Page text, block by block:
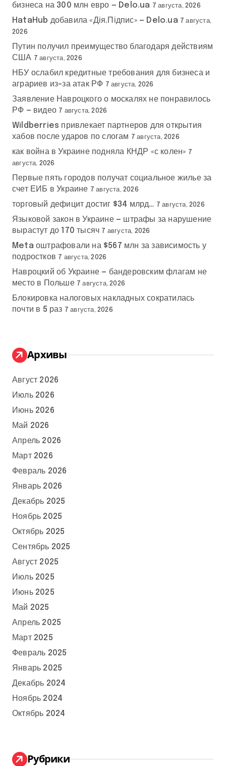
бизнеса на 300 млн евро — Delo.ua 7 августа, 2026
HataHub добавила «Дія.Підпис» — Delo.ua 7 августа,
2026
Путин получил преимущество благодаря действиям
США 7 августа, 2026
НБУ ослабил кредитные требования для бизнеса и
аграриев из-за атак РФ 7 августа, 2026
Заявление Навроцкого о москалях не понравилось
РФ — видео 7 августа, 2026
Wildberries привлекает партнеров для открытия
хабов после ударов по слогам 7 августа, 2026
как война в Украине подняла КНДР «с колен» 7
августа, 2026
Первые пять городов получат социальное жилье за
счет ЕИБ в Украине 7 августа, 2026
торговый дефицит достиг $34 млрд… 7 августа, 2026
Языковой закон в Украине — штрафы за нарушение
вырастут до 170 тысяч 7 августа, 2026
Meta оштрафовали на $567 млн за зависимость у
подростков 7 августа, 2026
Навроцкий об Украине — бандеровским флагам не
место в Польше 7 августа, 2026
Блокировка налоговых накладных сократилась
почти в 5 раз 7 августа, 2026
Архивы
Август 2026
Июль 2026
Июнь 2026
Май 2026
Апрель 2026
Март 2026
Февраль 2026
Январь 2026
Декабрь 2025
Ноябрь 2025
Октябрь 2025
Сентябрь 2025
Август 2025
Июль 2025
Июнь 2025
Май 2025
Апрель 2025
Март 2025
Февраль 2025
Январь 2025
Декабрь 2024
Ноябрь 2024
Октябрь 2024
Рубрики